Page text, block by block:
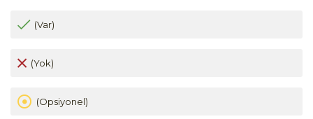
(Var)
(Yok)
(Opsiyonel)